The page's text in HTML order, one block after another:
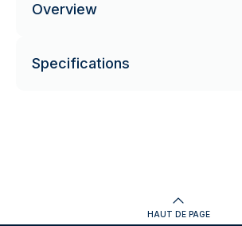
Overview
Specifications
HAUT DE PAGE